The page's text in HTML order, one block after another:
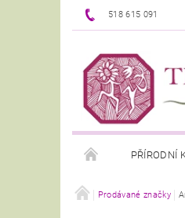
518 615 091
PŘÍRODNÍ
Prodávané značky